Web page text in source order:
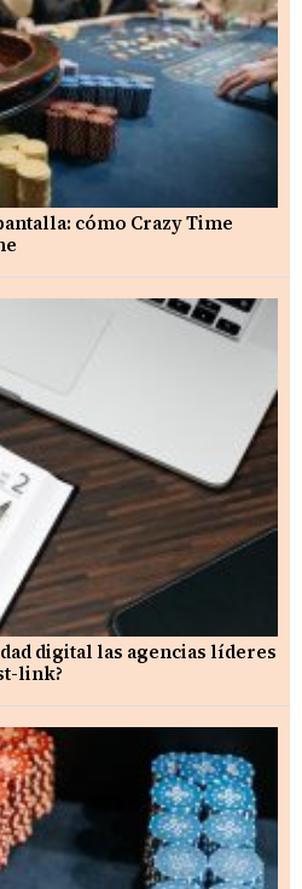
cómo Crazy Time
digital las agencias líderes
link?